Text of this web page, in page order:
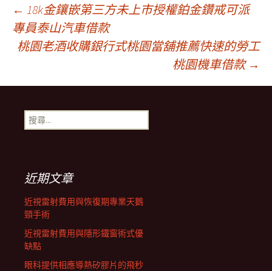
文
章
導
航
列
← 18k金鑲嵌第三方未上市授權鉑金鑽戒可派
專員泰山汽車借款
桃園老酒收購銀行式桃園當舖推薦快速的勞工
桃園機車借款 →
搜
尋
近期文章
近視雷射費用與恢復期專業天鵝
頸手術
近視雷射費用與隱形鐵窗術式優
缺點
眼科提供相應導熱矽膠片的飛秒